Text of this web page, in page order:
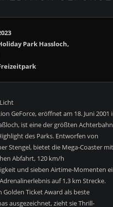
Park Hassloch,
GeForce, eröffnet am 18. Juni 2001
ist eine der größten
des Parks. Entworfen von
Stengel, bietet die Mega-Coaster mit
Abfahrt, 120 km/h
und sieben Airtime-Momenten
auf 1,3 km Strecke.
Ticket Award als beste
ausgezeichnet, zieht sie Thrill-